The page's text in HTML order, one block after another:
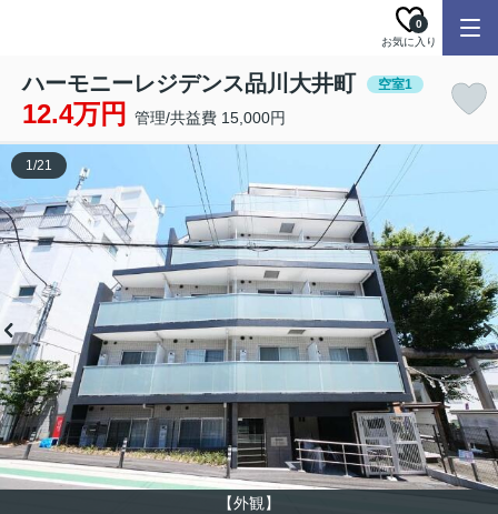
お気に入り
0
ハーモニーレジデンス品川大井町 空室1
12.4万円 管理/共益費 15,000円
【外観】
1/21